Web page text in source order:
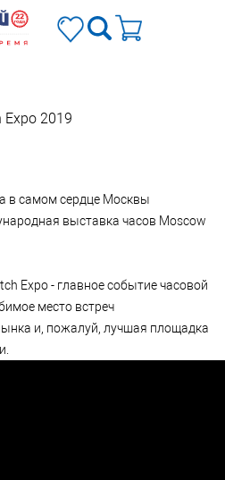
2019
в самом сердце Москвы
выставка часов Moscow
Expo - главное событие часовой
место встреч
и, пожалуй, лучшая площадка